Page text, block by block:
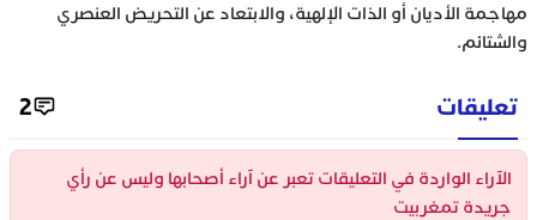
مهاجمة الأديان أو الذات الإلهية، والابتعاد عن التحريض العنصري
والشتائم.
تعليقات 2
الآراء الواردة في التعليقات تعبر عن آراء أصحابها وليس عن رأي
جريدة تمغربيت